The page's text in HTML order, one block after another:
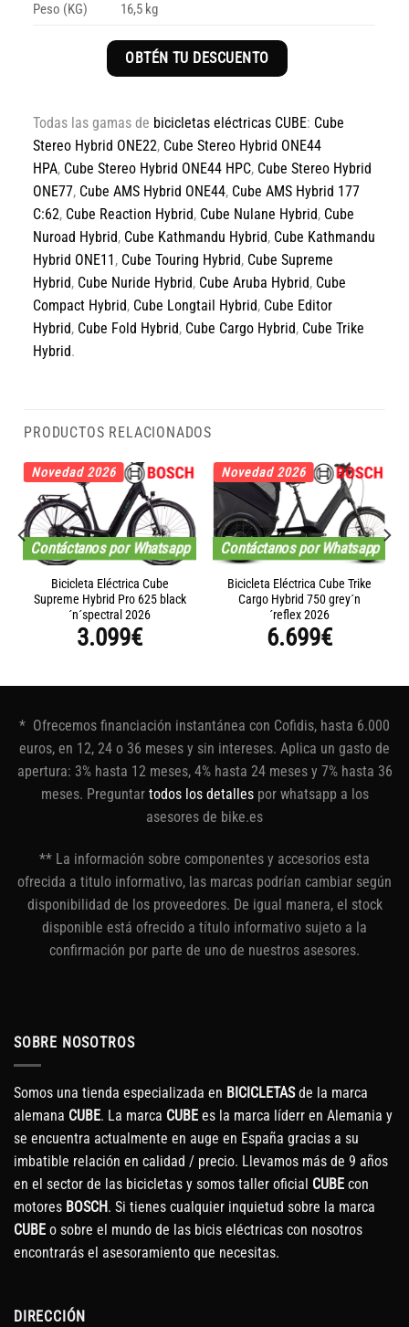
Peso (KG)
16,5 kg
OBTÉN TU DESCUENTO
Todas las gamas de bicicletas eléctricas CUBE: Cube
Stereo Hybrid ONE22, Cube Stereo Hybrid ONE44
HPA, Cube Stereo Hybrid ONE44 HPC, Cube Stereo Hybrid
ONE77, Cube AMS Hybrid ONE44, Cube AMS Hybrid 177
C:62, Cube Reaction Hybrid, Cube Nulane Hybrid, Cube
Nuroad Hybrid, Cube Kathmandu Hybrid, Cube Kathmandu
Hybrid ONE11 , Cube Touring Hybrid, Cube Supreme
Hybrid, Cube Nuride Hybrid, Cube Aruba Hybrid, Cube
Compact Hybrid, Cube Longtail Hybrid, Cube Editor
Hybrid, Cube Fold Hybrid, Cube Cargo Hybrid, Cube Trike
Hybrid.
PRODUCTOS RELACIONADOS
Contáctanos por Whatsapp
Novedad 2026
Bicicleta Eléctrica Cube
Supreme Hybrid Pro 625 black
´n´spectral 2026
3.099€
Contáctanos por Whatsapp
Novedad 2026
Bicicleta Eléctrica Cube Trike
Cargo Hybrid 750 grey´n
´reflex 2026
6.699€
* Ofrecemos financiación instantánea con Cofidis, hasta 6.000
euros, en 12, 24 o 36 meses y sin intereses. Aplica un gasto de
apertura: 3% hasta 12 meses, 4% hasta 24 meses y 7% hasta 36
meses. Preguntar todos los detallespor whatsapp a los
asesores de bike.es
** La información sobre componentes y accesorios esta
ofrecida a titulo informativo, las marcas podrían cambiar según
disponibilidad de los proveedores. De igual manera, el stock
disponible está ofrecido a título informativo sujeto a la
confirmación por parte de uno de nuestros asesores.
SOBRE NOSOTROS
Somos una tienda especializada en BICICLETASde la marca
alemana CUBE. La marca CUBE es la marca líderr en Alemania y
se encuentra actualmente en auge en España gracias a su
imbatible relación en calidad / precio. Llevamos más de 9 años
en el sector de las bicicletas y somos taller oficial CUBE con
motores BOSCH. Si tienes cualquier inquietud sobre la marca
CUBE o sobre el mundo de las bicis eléctricas con nosotros
encontrarás el asesoramiento que necesitas.
DIRECCIÓN